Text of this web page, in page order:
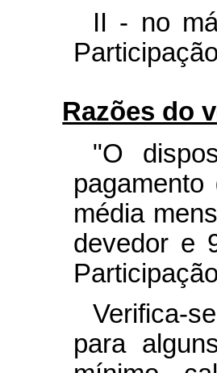
II - no
Razões do
"O
média
devedor e
Verifica-
para